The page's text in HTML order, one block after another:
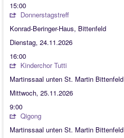
15:00
Donnerstagstreff
Konrad-Beringer-Haus, Bittenfeld
Dienstag, 24.11.2026
16:00
Kinderchor Tutti
Martinssaal unten St. Martin Bittenfeld
Mittwoch, 25.11.2026
9:00
Qigong
Martinssaal unten St. Martin Bittenfeld